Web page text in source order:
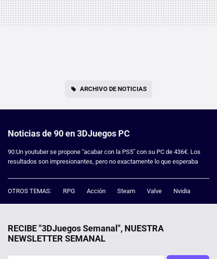
ARCHIVO DE NOTICIAS
Noticias de 90 en 3DJuegos PC
90:Un youtuber se propone "acabar con la PS5" con su PC de 436€. Los
resultados son impresionantes, pero no exactamente lo que esperaba
OTROS TEMAS: RPG Acción Steam Valve Nvidia
RECIBE "3DJuegos Semanal", NUESTRA
NEWSLETTER SEMANAL